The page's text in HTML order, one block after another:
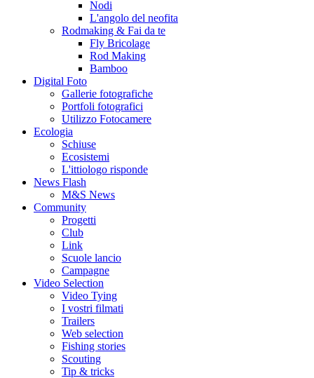
Nodi
L'angolo del neofita
Rodmaking & Fai da te
Fly Bricolage
Rod Making
Bamboo
Digital Foto
Gallerie fotografiche
Portfoli fotografici
Utilizzo Fotocamere
Ecologia
Schiuse
Ecosistemi
L'ittiologo risponde
News Flash
M&S News
Community
Progetti
Club
Link
Scuole lancio
Campagne
Video Selection
Video Tying
I vostri filmati
Trailers
Web selection
Fishing stories
Scouting
Tip & tricks